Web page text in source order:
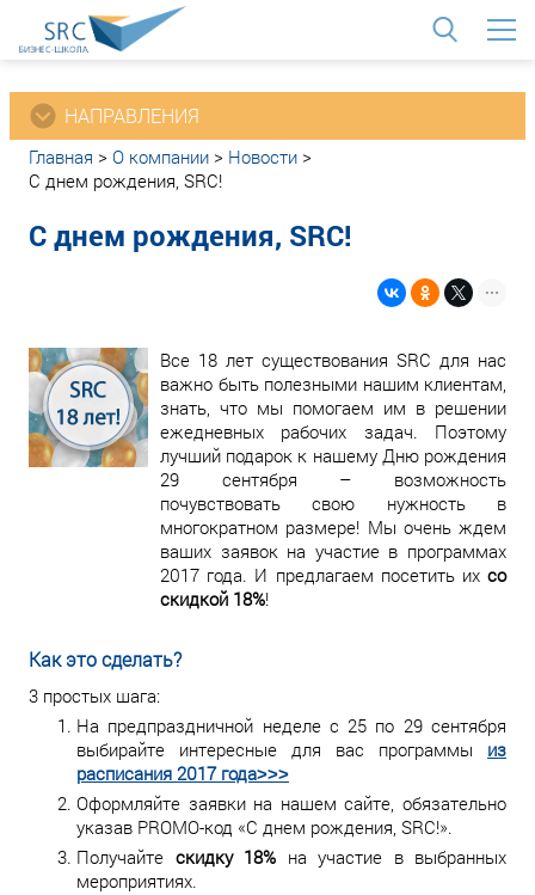
НАПРАВЛЕНИЯ
Главная > О компании > Новости >
С днем рождения, SRC!
С днем рождения, SRC!
Все 18 лет существования SRC для нас
важно быть полезными нашим клиентам,
знать, что мы помогаем им в решении
ежедневных рабочих задач. Поэтому
лучший подарок к нашему Дню рождения
29 сентября – возможность
почувствовать свою нужность в
многократном размере! Мы очень ждем
ваших заявок на участие в программах
2017 года. И предлагаем посетить их со
скидкой 18%!
Как это сделать?
3 простых шага:
На предпраздничной неделе с 25 по 29 сентября
выбирайте интересные для вас программы из
расписания 2017 года˃˃˃
Оформляйте заявки на нашем сайте, обязательно
указав PROMO-код «С днем рождения, SRC!».
Получайте скидку 18% на участие в выбранных
мероприятиях.